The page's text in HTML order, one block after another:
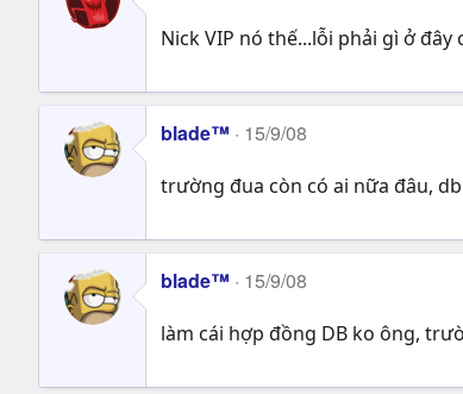
Nick VIP nó thế...lỗi phải gì ở đây
blade™ 15/9/08
trường đua còn có ai nữa đâu,
blade™ 15/9/08
làm cái hợp đồng DB ko ông,